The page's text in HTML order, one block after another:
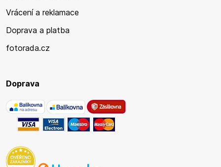
Vrácení a reklamace
Doprava a platba
fotorada.cz
Doprava